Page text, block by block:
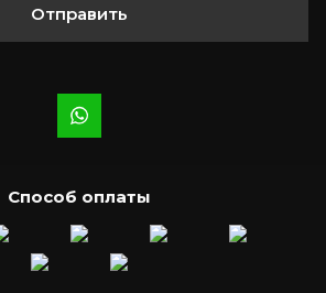
Отправить
Способ оплаты